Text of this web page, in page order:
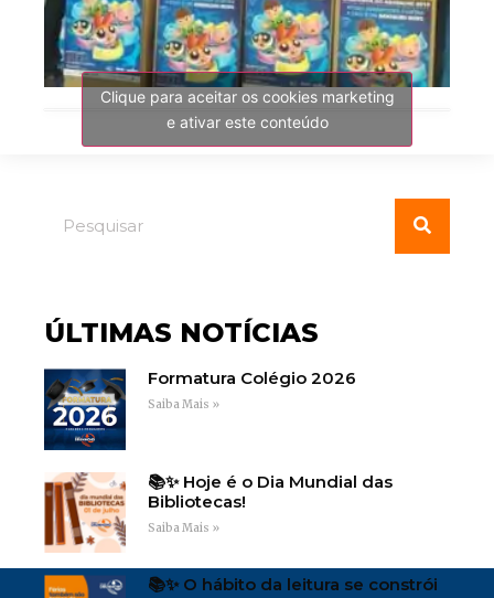
Clique para aceitar os cookies marketing
e ativar este conteúdo
ÚLTIMAS NOTÍCIAS
Formatura Colégio 2026
Saiba Mais »
📚✨ Hoje é o Dia Mundial das
Bibliotecas!
Saiba Mais »
📚✨ O hábito da leitura se constrói